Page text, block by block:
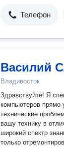
Телефон
Василий
Владивосток
Здравствуйте! Я специализируюсь на обслуживании и ремонте
компьютеров
технические
вашу технику в
широкий спектр
только